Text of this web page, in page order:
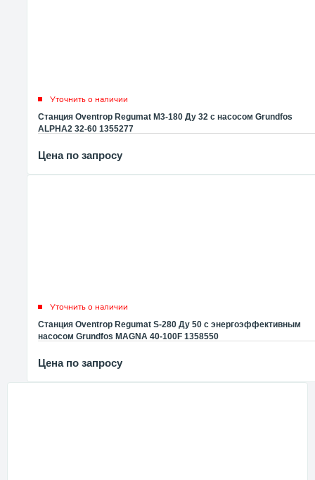
Уточнить о наличии
Станция Oventrop Regumat M3-180 Ду 32 с насосом Grundfos
ALPHA2 32-60 1355277
Цена по запросу
Уточнить о наличии
Станция Oventrop Regumat S-280 Ду 50 с энергоэффективным
насосом Grundfos MAGNA 40-100F 1358550
Цена по запросу